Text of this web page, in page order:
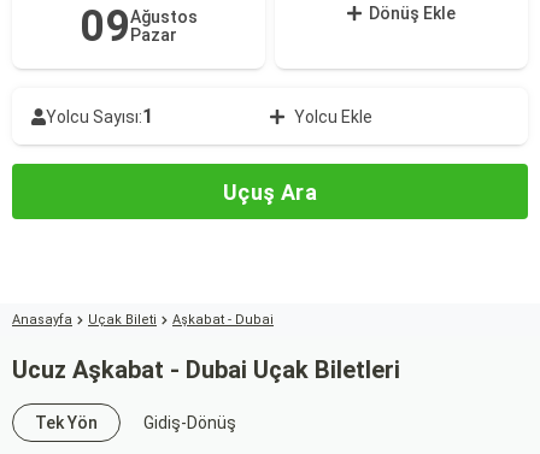
09Ağustos
Pazar
Dönüş Ekle
Yolcu Sayısı:1 Yolcu Ekle
Uçuş Ara
Anasayfa Uçak Bileti Aşkabat - Dubai
Ucuz Aşkabat - Dubai Uçak Biletleri
Tek Yön Gidiş-Dönüş